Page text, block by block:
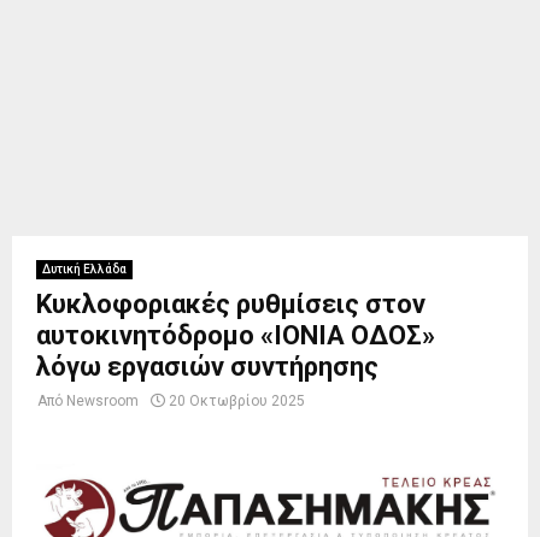
Δυτική Ελλάδα
Κυκλοφοριακές ρυθμίσεις στον
αυτοκινητόδρομο «ΙΟΝΙΑ ΟΔΟΣ»
λόγω εργασιών συντήρησης
Από Newsroom 20 Οκτωβρίου 2025